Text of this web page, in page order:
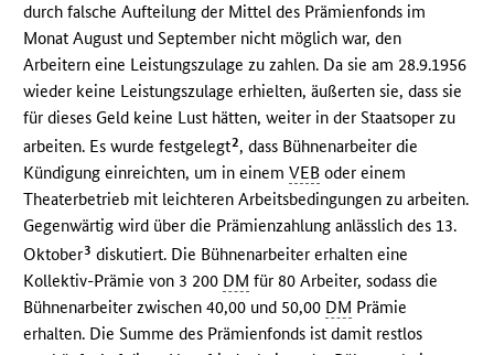
durch falsche Aufteilung der Mittel des Prämienfonds im
Monat August und September nicht möglich war, den
Arbeitern eine Leistungszulage zu zahlen. Da sie am 28.9.1956
wieder keine Leistungszulage erhielten, äußerten sie, dass sie
für dieses Geld keine Lust hätten, weiter in der Staatsoper zu
arbeiten. Es wurde festgelegt2, dass Bühnenarbeiter die
Kündigung einreichten, um in einemVEB oder einem
Theaterbetrieb mit leichteren Arbeitsbedingungen zu arbeiten.
Gegenwärtig wird über die Prämienzahlung anlässlich des 13.
Oktober3 diskutiert. Die Bühnenarbeiter erhalten eine
Kollektiv-Prämie von 3 200 DM für 80 Arbeiter, sodass die
Bühnenarbeiter zwischen 40,00 und 50,00 DM Prämie
erhalten. Die Summe des Prämienfonds ist damit restlos